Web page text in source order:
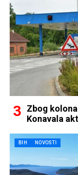
Zbog
Konavala
BIH NOVOSTI